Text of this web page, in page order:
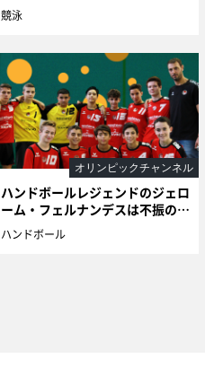
競泳
ハンドボールレジェンドのジェロ
ーム・フェルナンデスは不振のチ
ームを救えるか？
ハンドボール
オリンピックチャンネル